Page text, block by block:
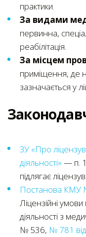
практики.
За видами
первинна,
реабілітація.
За місцем
приміщення, де
зазначається у
ЗУ «Про
діяльності» — п.
підлягає
Постанова КМУ
Ліцензійні
діяльності з
№ 536, № 781